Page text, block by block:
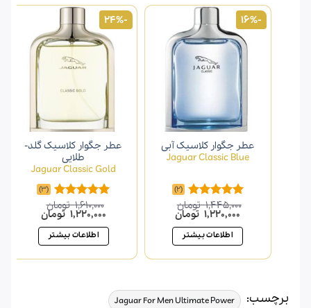
-16%
عطر جگوار کلاسیک آبی
Jaguar Classic Blue
امتیاز5.00
از 5
(2)
1,445,000 تومان
قیمت
اصلی
1,445,000 تومان
بود.
1,220,000 تومانقیمت
فعلی
است. اطلاعات بیشتر
-24%
عطر جگوار کلاسیک گلد-
طلایی
Jaguar Classic Gold
امتیاز5.00
از 5
(3)
1,610,000 تومان
قیمت
اصلی
1,610,000 تومان
بود.
1,220,000 تومانقیمت
است. اطلاعات بیشتر
برچسب: Jaguar For Men Ultimate Power
,